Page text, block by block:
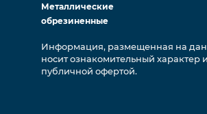
Металлические
обрезиненные
Информация, размещенная на
носит ознакомительный характер
публичной офертой.